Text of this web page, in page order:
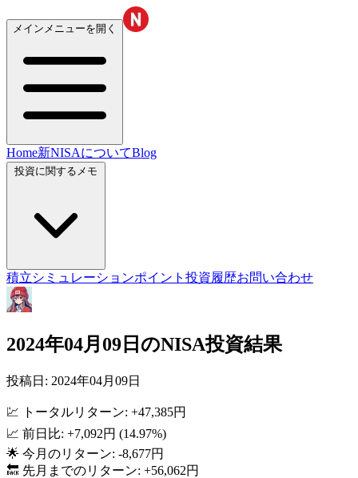
メインメニューを開く
Home新NISAについてBlog
積立シミュレーションポイント投資履歴お問い合わせ
2024年04月09日のNISA投資結果
投稿日: 2024年04月09日
💹 トータルリターン: +47,385円
📈 前日比: +7,092円 (14.97%)
🌟 今月のリターン: -8,677円
🔙 先月までのリターン: +56,062円